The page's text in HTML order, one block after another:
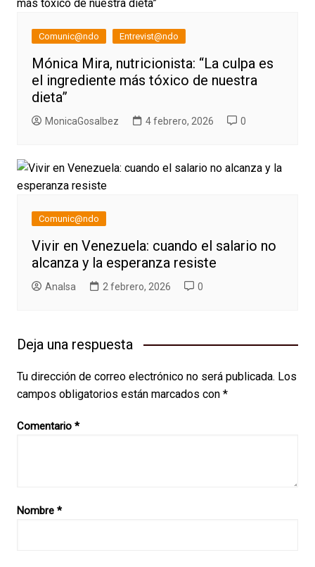
Comunic@ndo Entrevist@ndo
Mónica Mira, nutricionista: “La culpa es
el ingrediente más tóxico de nuestra
dieta”
MonicaGosalbez 4 febrero, 2026 0
Comunic@ndo
Vivir en Venezuela: cuando el salario no
alcanza y la esperanza resiste
AnaIsa 2 febrero, 2026 0
Deja una respuesta
Tu dirección de correo electrónico no será publicada. Los
campos obligatorios están marcados con *
Comentario *
Nombre *